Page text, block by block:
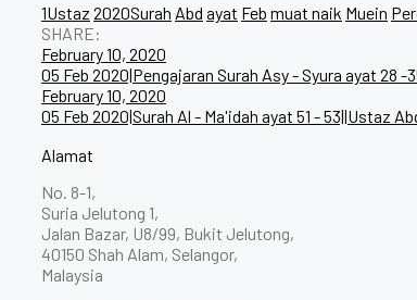
1Ustaz 2020Surah Abd ayat Feb muat naik Muein
SHARE:
Post
navigation
February 10, 2020
05 Feb 2020|Pengajaran Surah Asy - Syura ayat 28 -
February 10, 2020
05 Feb 2020|Surah Al - Ma'idah ayat 51 - 53||Ustaz
Alamat
No. 8-1,
Suria Jelutong 1,
Jalan Bazar, U8/99, Bukit Jelutong,
40150 Shah Alam, Selangor,
Malaysia